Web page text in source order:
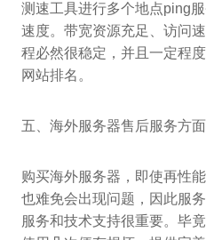
测速工具进行多个地点ping
速度。带宽资源充足、访问
程必然很稳定，并且一定程
网站排名。
五、海外服务器售后服务方
购买海外服务器，即使再性
也难免会出现问题，因此服
服务和技术支持很重要。毕